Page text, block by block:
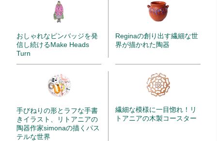
おしゃれなピンバッジを発
信し続けるMake Heads
Turn
Reginaの創り出す繊細な世
界が描かれた陶器
手びねりの形とラフな手書
きイラスト、リトアニアの
陶器作家simonaの描くパス
テルな世界
繊細な模様に一目惚れ！リ
トアニアの木製コースター